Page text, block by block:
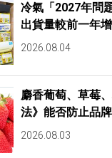
冷氣「2027年問
出貨量較前一年
2026.08.04
麝香葡萄、草莓
法》能否防止品
2026.08.03